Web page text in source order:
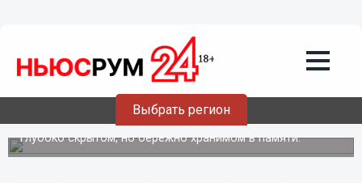
Выбрать регион
Концерт Юрия Антонова «О тебе и обо
мне» состоится в Нижнем Новгороде
27 мая
На какой бы площадке ни выступал Антонов, его хиты,
ставшие достоянием золотого фонда российской
эстрады, напоминают слушателям о чем-то родном,
глубоко скрытом, но бережно хранимом в памяти.